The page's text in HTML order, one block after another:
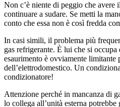
Non c’è niente di peggio che avere
continuare a sudare. Se metti la
conto che essa non è così fredda
In casi simili, il problema più
gas refrigerante. È lui che si
esaurimento è ovviamente limitante
dell’elettrodomestico. Un
condizionatore!
Attenzione perché in mancanza di
lo collega all’unità esterna potrebbe